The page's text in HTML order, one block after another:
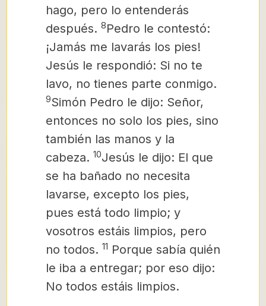
hago, pero lo entenderás
después. 8Pedro le contestó:
¡Jamás me lavarás los pies!
Jesús le respondió: Si no te
lavo, no tienes parte conmigo.
9Simón Pedro le dijo: Señor,
entonces no solo los pies, sino
también las manos y la
cabeza. 10Jesús le dijo: El que
se ha bañado no necesita
lavarse, excepto los pies,
pues está todo limpio; y
vosotros estáis limpios, pero
no todos. 11 Porque sabía quién
le iba a entregar; por eso dijo:
No todos estáis limpios.